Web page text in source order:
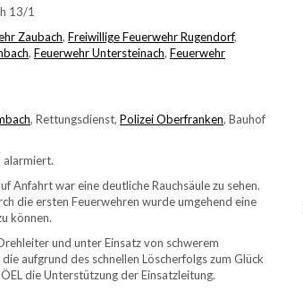
13/1
Zaubach, Freiwillige Feuerwehr Rugendorf,
, Feuerwehr Untersteinach, Feuerwehr
, Rettungsdienst, Polizei Oberfranken, Bauhof
alarmiert.
Anfahrt war eine deutliche Rauchsäule zu sehen.
die ersten Feuerwehren wurde umgehend eine
können.
und unter Einsatz von schwerem
aufgrund des schnellen Löscherfolgs zum Glück
die Unterstützung der Einsatzleitung.